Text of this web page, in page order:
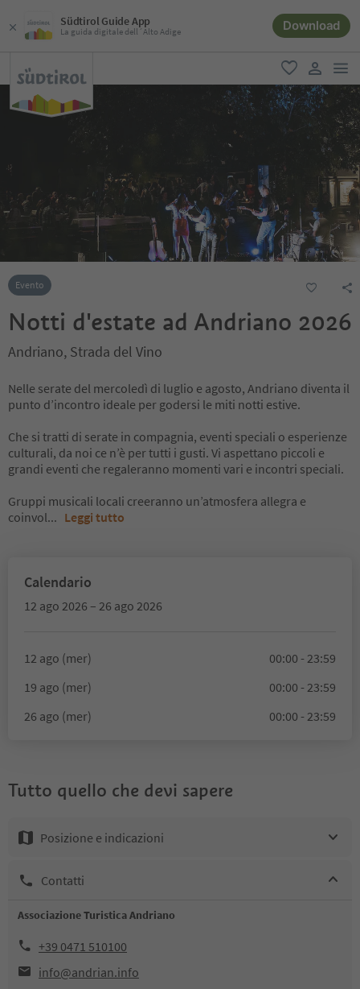
Südtirol Guide App
La guida digitale dell´Alto Adige Download
favoriti
user link
Evento
Notti d'estate ad Andriano 2026
Andriano, Strada del Vino
Nelle serate del mercoledì di luglio e agosto, Andriano diventa il
punto d’incontro ideale per godersi le miti notti estive.
Che si tratti di serate in compagnia, eventi speciali o esperienze
culturali, da noi ce n’è per tutti i gusti. Vi aspettano piccoli e
grandi eventi che regaleranno momenti vari e incontri speciali.
Gruppi musicali locali creeranno un’atmosfera allegra e
coinvol... Leggi tutto
Calendario
12 ago 2026 – 26 ago 2026
12 ago (mer)
00:00 - 23:59
19 ago (mer)
00:00 - 23:59
26 ago (mer)
00:00 - 23:59
Tutto quello che devi sapere
Posizione e indicazioni
Contatti
Associazione Turistica Andriano
+39 0471 510100
info@andrian.info